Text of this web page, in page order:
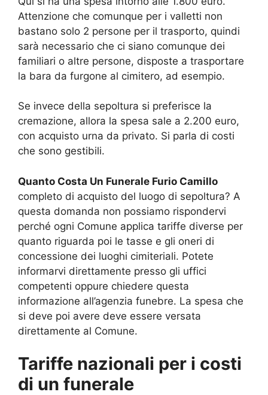
Attenzione che comunque per i valletti non
bastano solo 2 persone per il trasporto, quindi
sarà necessario che ci siano comunque dei
familiari o altre persone, disposte a trasportare
la bara da furgone al cimitero, ad esempio.
Se invece della sepoltura si preferisce la
cremazione, allora la spesa sale a 2.200 euro,
con acquisto urna da privato. Si parla di costi
che sono gestibili.
Quanto Costa Un Funerale Furio Camillo
completo di acquisto del luogo di sepoltura? A
questa domanda non possiamo rispondervi
perché ogni Comune applica tariffe diverse per
quanto riguarda poi le tasse e gli oneri di
concessione dei luoghi cimiteriali. Potete
informarvi direttamente presso gli uffici
competenti oppure chiedere questa
informazione all’agenzia funebre. La spesa che
si deve poi avere deve essere versata
direttamente al Comune.
Tariffe nazionali per i costi
di un funerale